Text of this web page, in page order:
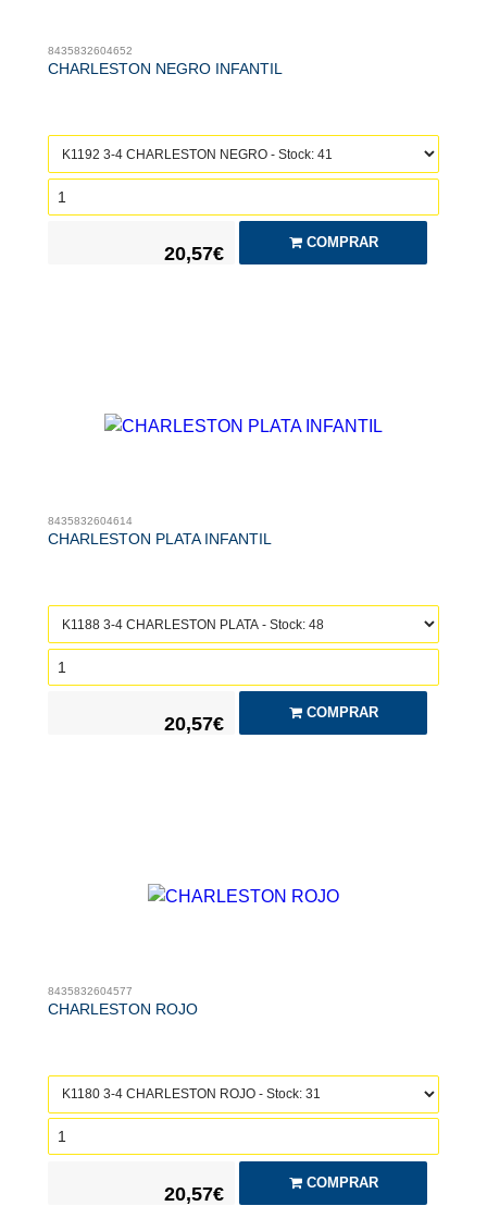
8435832604652
CHARLESTON NEGRO INFANTIL
20,57€
COMPRAR
8435832604614
CHARLESTON PLATA INFANTIL
20,57€
COMPRAR
8435832604577
CHARLESTON ROJO
20,57€
COMPRAR